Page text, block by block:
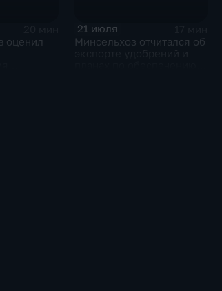
оценил
Ближнем
с
21 июля
Минсельхоз отчитался об